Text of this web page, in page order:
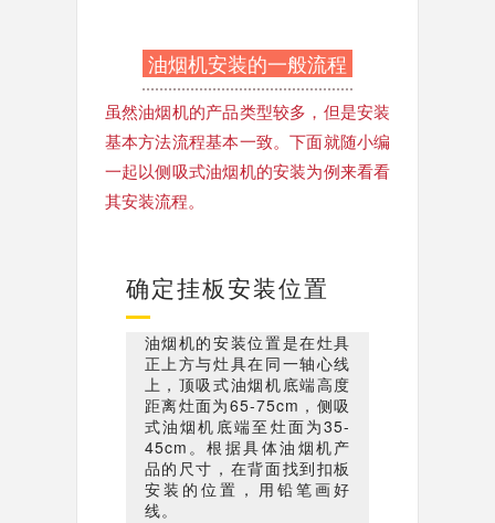
油烟机安装的一般流程
虽然油烟机的产品类型较多，但是安装
基本方法流程基本一致。下面就随小编
一起以侧吸式油烟机的安装为例来看看
其安装流程。
确定挂板安装位置
油烟机的安装位置是在灶具
正上方与灶具在同一轴心线
上，顶吸式油烟机底端高度
距离灶面为65-75cm，侧吸
式油烟机底端至灶面为35-
45cm。根据具体油烟机产
品的尺寸，在背面找到扣板
安装的位置，用铅笔画好
线。